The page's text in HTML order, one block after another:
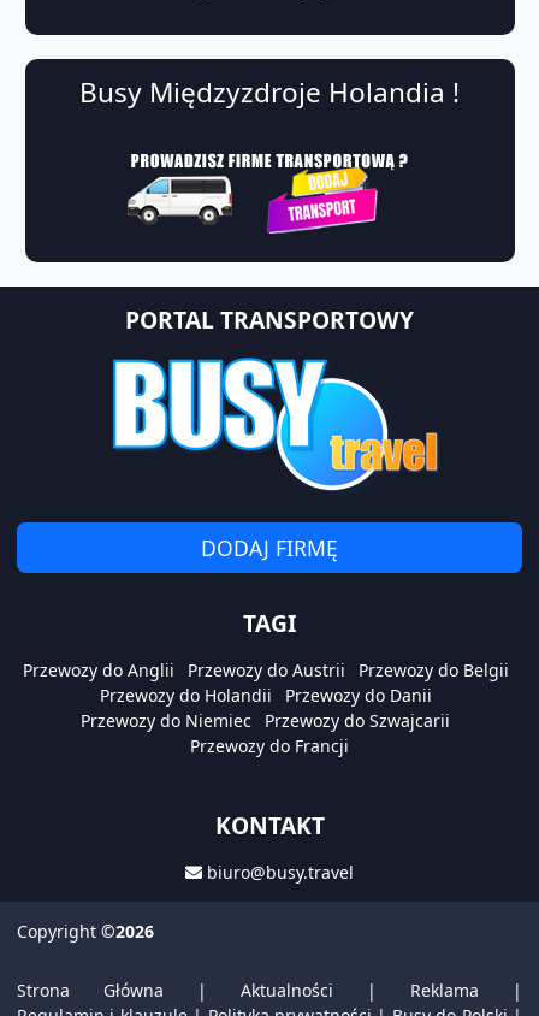
Busy Międzyzdroje Holandia !
PORTAL TRANSPORTOWY
DODAJ FIRMĘ
TAGI
Przewozy do Anglii Przewozy do Austrii
Przewozy do Belgii
Przewozy do Holandii
Przewozy do Danii
Przewozy do Niemiec
Przewozy do Szwajcarii
Przewozy do Francji
KONTAKT
biuro@busy.travel
Copyright ©2026
Strona Główna | Aktualności | Reklama |